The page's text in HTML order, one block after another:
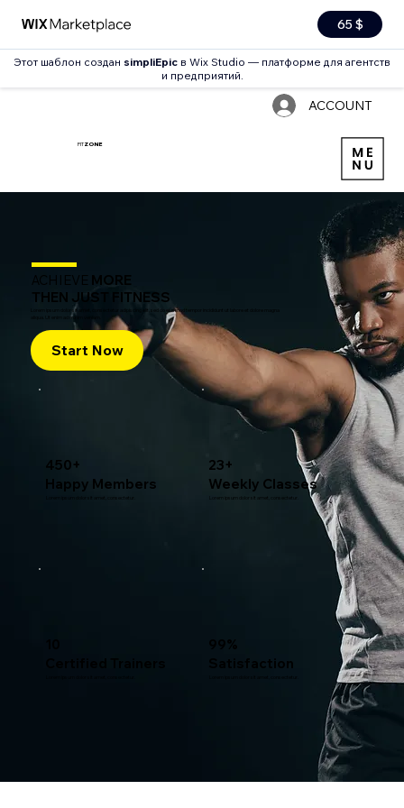
65 $
Этот шаблон создан simpliEpic в Wix Studio — платформе для агентств
и предприятий.